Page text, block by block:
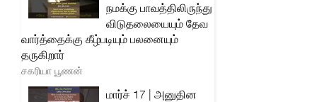
நமக்கு பாவத்திலிருந்து
விடுதலையையும் தேவ
வார்த்தைக்கு கீழ்படியும் பலனையும்
தருகிறார்
சகரியா பூணன்
மார்ச் 17 | அனுதின